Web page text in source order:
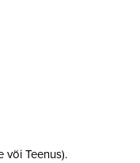
või Teenus).